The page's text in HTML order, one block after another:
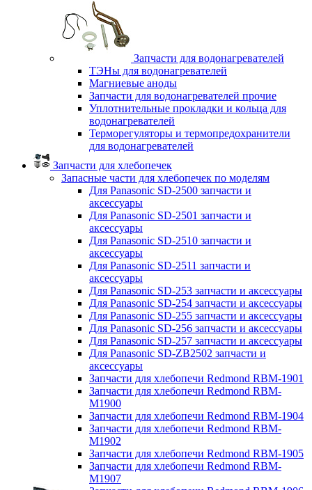
Запчасти для водонагревателей
ТЭНы для водонагревателей
Магниевые аноды
Запчасти для водонагревателей прочие
Уплотнительные прокладки и кольца для
водонагревателей
Терморегуляторы и термопредохранители
для водонагревателей
Запчасти для хлебопечек
Запасные части для хлебопечек по моделям
Для Panasonic SD-2500 запчасти и
аксессуары
Для Panasonic SD-2501 запчасти и
аксессуары
Для Panasonic SD-2510 запчасти и
аксессуары
Для Panasonic SD-2511 запчасти и
аксессуары
Для Panasonic SD-253 запчасти и аксессуары
Для Panasonic SD-254 запчасти и аксессуары
Для Panasonic SD-255 запчасти и аксессуары
Для Panasonic SD-256 запчасти и аксессуары
Для Panasonic SD-257 запчасти и аксессуары
Для Panasonic SD-ZB2502 запчасти и
аксессуары
Запчасти для хлебопечи Redmond RBM-1901
Запчасти для хлебопечи Redmond RBM-
M1900
Запчасти для хлебопечи Redmond RBM-1904
Запчасти для хлебопечи Redmond RBM-
M1902
Запчасти для хлебопечи Redmond RBM-1905
Запчасти для хлебопечи Redmond RBM-
M1907